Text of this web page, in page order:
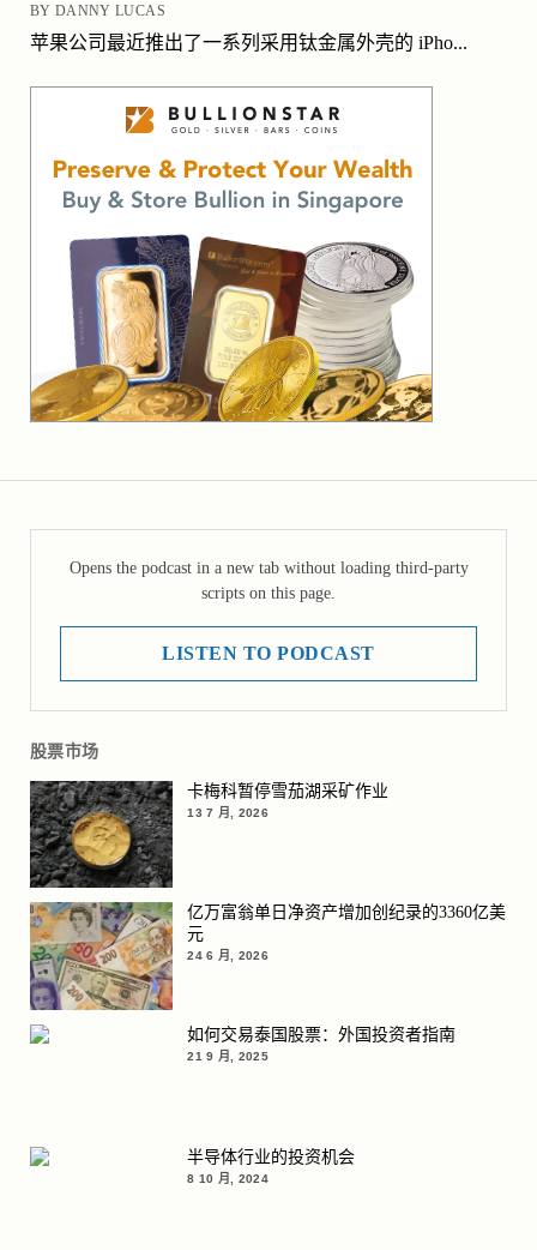
BY DANNY LUCAS
苹果公司最近推出了一系列采用钛金属外壳的 iPho...
Opens the podcast in a new tab without loading third-party
scripts on this page.
LISTEN TO PODCAST
股票市场
卡梅科暂停雪茄湖采矿作业
13 7 月, 2026
亿万富翁单日净资产增加创纪录的3360亿美
元
24 6 月, 2026
如何交易泰国股票：外国投资者指南
21 9 月, 2025
半导体行业的投资机会
8 10 月, 2024